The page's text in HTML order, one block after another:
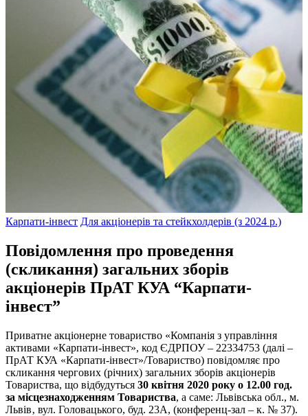
Карпати-інвест Для акціонерів та стейкхолдерів (з 2024 р.)
Повідомлення про проведення
(скликання) загальних зборів
акціонерів ПрАТ КУА “Карпати-
інвест”
Приватне акціонерне товариство «Компанія з управління
активами «Карпати-інвест», код ЄДРПОУ – 22334753 (далі –
ПрАТ КУА «Карпати-інвест»/Товариство) повідомляє про
скликання чергових (річних) загальних зборів акціонерів
Товариства, що відбудуться 30 квітня 2020 року о 12.00 год.
за місцезнаходженням Товариства, а саме: Львівська обл., м.
Львів‚ вул. Головацького, буд. 23А, (конференц-зал – к. № 37).